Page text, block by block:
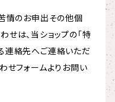
情のお申出その他個
は、当ショップの「特
連絡先へご連絡いただ
せフォームよりお問い